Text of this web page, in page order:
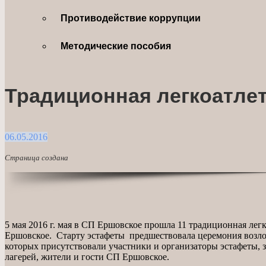
Противодействие коррупции
Методические пособия
Традиционная
06.05.2016
Страница создана
5 мая 2016 г. мая в СП Ершовское прошла 11 традиционная
Ершовское. Старту эстафеты предшествовала церемония
которых присутствовали участники и организаторы
лагерей, жители и гости СП Ершовское.